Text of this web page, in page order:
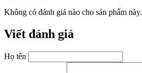
Không có đánh giá nào cho sản phẩm này.
Viết đánh giá
Họ tên